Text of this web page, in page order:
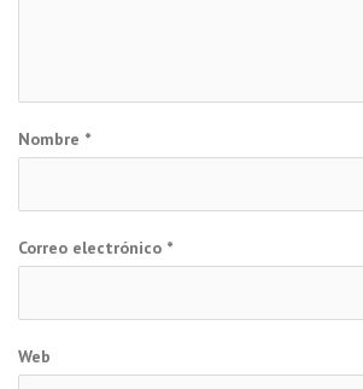
Nombre *
Correo electrónico *
Web